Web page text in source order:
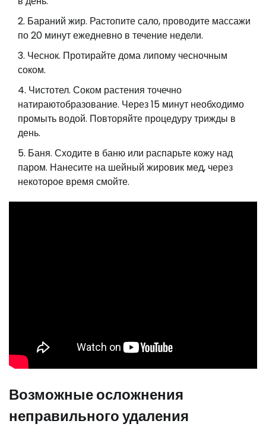
Бараний жир. Растопите сало, проводите массажи
по 20 минут ежедневно в течение недели.
Чеснок. Протирайте дома липому чесночным
соком.
Чистотел. Соком растения точечно
натираютобразование. Через 15 минут необходимо
промыть водой. Повторяйте процедуру трижды в
день.
Баня. Сходите в баню или распарьте кожу над
паром. Нанесите на шейный жировик мед, через
некоторое время смойте.
Возможные осложнения
неправильного удаления